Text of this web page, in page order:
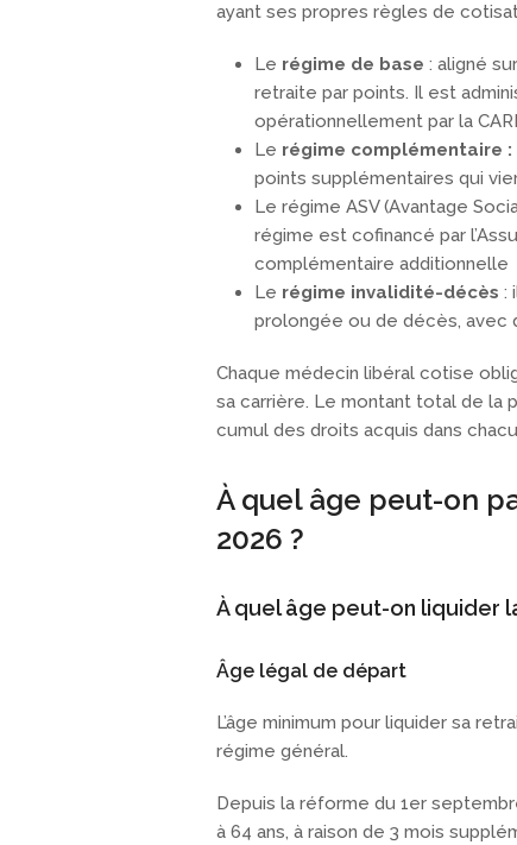
ayant ses propres règles de
Le régime de base : aligné
retraite par points. Il est
opérationnellement par la
Le régime complémentaire :
points supplémentaires qui
Le régime ASV (Avantage
régime est cofinancé par
complémentaire additionnelle
Le régime invalidité-décès :
prolongée ou de décès, avec
Chaque médecin libéral cotise
sa carrière. Le montant total de la
cumul des droits acquis dans
À quel âge peut-on
2026 ?
À quel âge peut-on liquider
Âge légal de départ
L’âge minimum pour liquider sa
régime général.
Depuis la réforme du 1er
à 64 ans, à raison de 3 mois